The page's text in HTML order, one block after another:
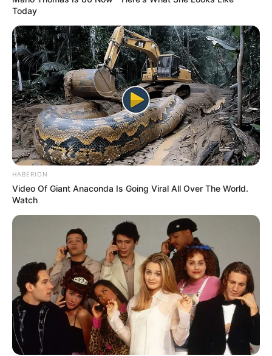
Today
HABERION
Video Of Giant Anaconda Is Going Viral All Over The World.
Watch